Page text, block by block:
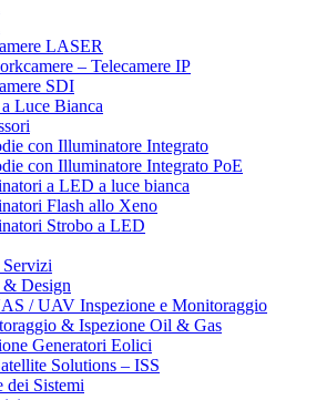
LASER
– Telecamere IP
SDI
Luce Bianca
con Illuminatore Integrato
con Illuminatore Integrato PoE
a LED a luce bianca
Flash allo Xeno
Strobo a LED
Servizi
& Design
/ UAV Inspezione e Monitoraggio
& Ispezione Oil & Gas
Generatori Eolici
Solutions – ISS
dei Sistemi